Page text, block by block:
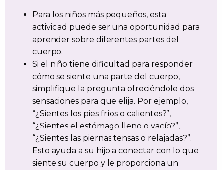
Para los niños más pequeños, esta
actividad puede ser una oportunidad para
aprender sobre diferentes partes del
cuerpo.
Si el niño tiene dificultad para responder
cómo se siente una parte del cuerpo,
simplifique la pregunta ofreciéndole dos
sensaciones para que elija. Por ejemplo,
“¿Sientes los pies fríos o calientes?”,
“¿Sientes el estómago lleno o vacío?”,
“¿Sientes las piernas tensas o relajadas?”.
Esto ayuda a su hijo a conectar con lo que
siente su cuerpo y le proporciona un